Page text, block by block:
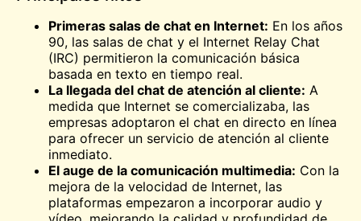
Primeras salas de chat en Internet: En los años
90, las salas de chat y el Internet Relay Chat
(IRC) permitieron la comunicación básica
basada en texto en tiempo real.
La llegada del chat de atención al cliente: A
medida que Internet se comercializaba, las
empresas adoptaron el chat en directo en línea
para ofrecer un servicio de atención al cliente
inmediato.
El auge de la comunicación multimedia: Con la
mejora de la velocidad de Internet, las
plataformas empezaron a incorporar audio y